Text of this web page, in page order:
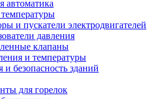
автоматика
и пускатели электродвигателей
давления
клапаны
и температуры
и безопасность зданий
для горелок